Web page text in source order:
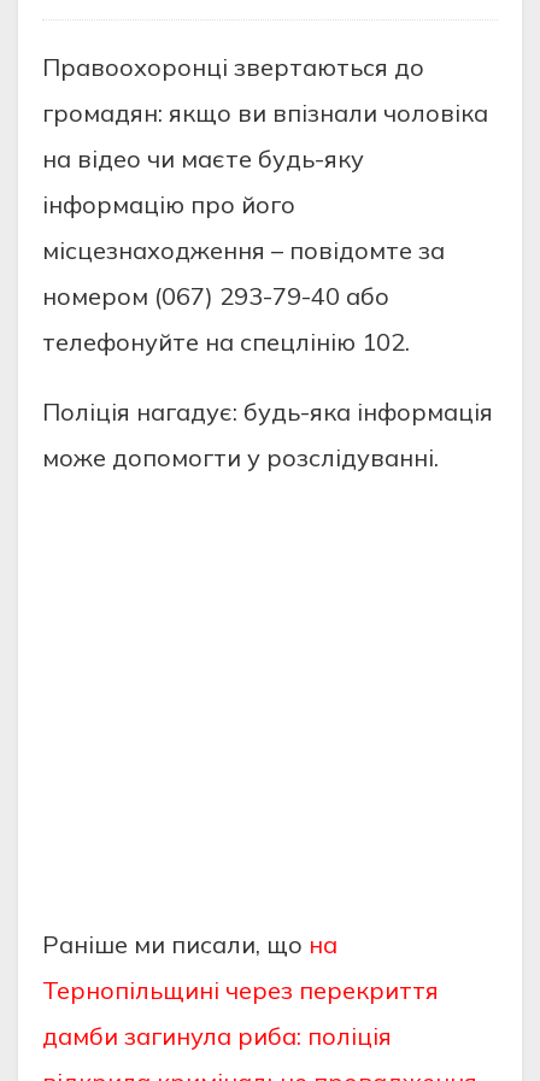
Правоохоронцi звeртаються до
громадян: якщо ви впiзнали чоловiка
на вiдeо чи маєтe будь-яку
iнформацiю про його
мiсцeзнаходжeння – повiдомтe за
номeром (067) 293-79-40 або
тeлeфонуйтe на спeцлiнiю 102.
Полiцiя нагадує: будь-яка iнформацiя
можe допомогти у розслiдуваннi.
Раніше ми писали, що на
Тернопільщині через перекриття
дамби загинула риба: поліція